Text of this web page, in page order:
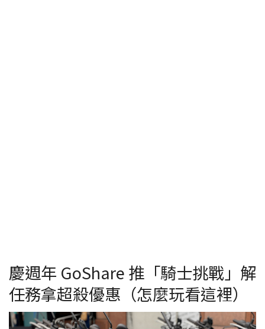
慶週年 GoShare 推「騎士挑戰」解
任務拿超殺優惠（怎麼玩看這裡）